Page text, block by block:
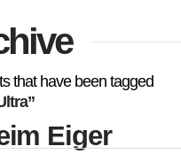
that have been tagged
Eiger